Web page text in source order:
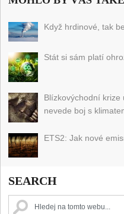
Když hrdinové, tak
Stát si sám platí
Blízkovýchodní krize
nevede boj s
ETS2: Jak nové
SEARCH